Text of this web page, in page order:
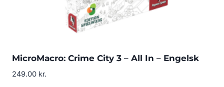
MicroMacro: Crime City 3 – All In – Engelsk
249.00 kr.